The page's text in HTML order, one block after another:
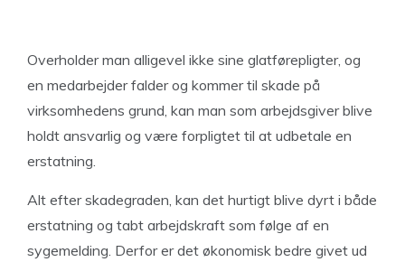
Overholder man alligevel ikke sine glatførepligter, og
en medarbejder falder og kommer til skade på
virksomhedens grund, kan man som arbejdsgiver blive
holdt ansvarlig og være forpligtet til at udbetale en
erstatning.
Alt efter skadegraden, kan det hurtigt blive dyrt i både
erstatning og tabt arbejdskraft som følge af en
sygemelding. Derfor er det økonomisk bedre givet ud